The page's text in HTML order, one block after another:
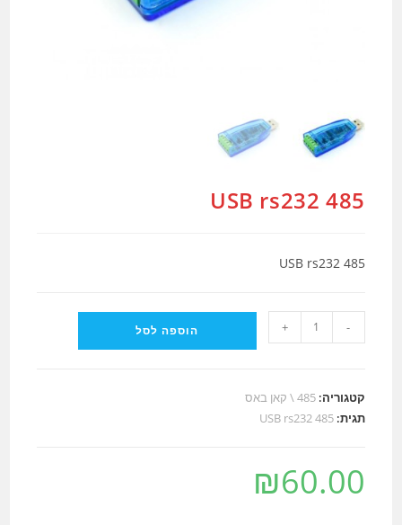
485 USB rs232
485 USB rs232
של
rs232
-
+ הוספה לסל
קטגוריה:485 \ קאן באס
תגית:485 USB rs232
₪60.00